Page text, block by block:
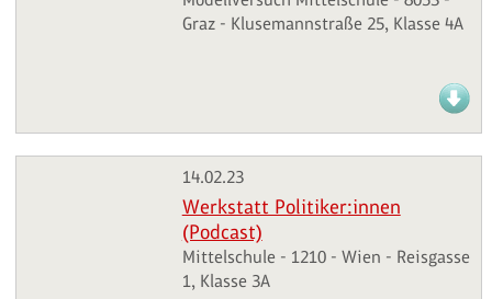
Graz - Klusemannstraße 25, Klasse 4A
14.02.23
Werkstatt Politiker:innen
(Podcast)
Mittelschule - 1210 - Wien - Reisgasse
1, Klasse 3A